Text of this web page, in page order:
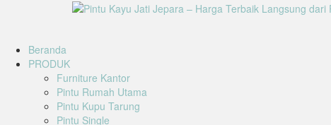
Beranda
PRODUK
Furniture Kantor
Pintu Rumah Utama
Pintu Kupu Tarung
Pintu Single